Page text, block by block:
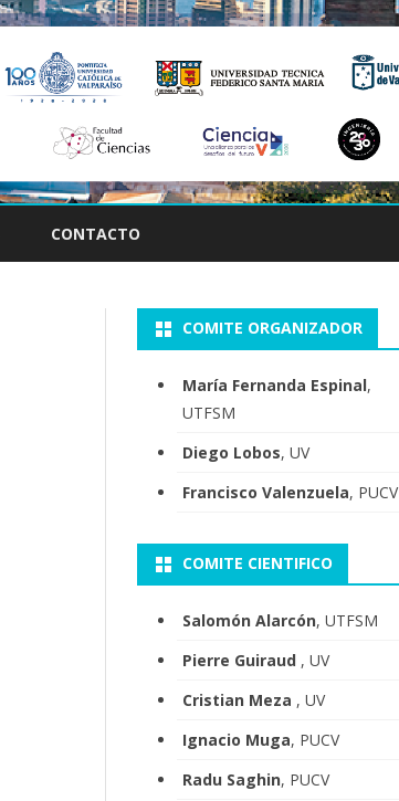
CONTACTO
COMITE ORGANIZADOR
María Fernanda Espinal,
UTFSM
Diego Lobos, UV
Francisco Valenzuela, PUCV
COMITE CIENTIFICO
Salomón Alarcón, UTFSM
Pierre Guiraud , UV
Cristian Meza , UV
Ignacio Muga, PUCV
Radu Saghin, PUCV